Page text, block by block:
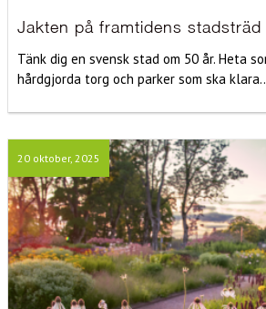
Jakten på framtidens stadsträd
Tänk dig en svensk stad om 50 år. Heta
hårdgjorda torg och parker som ska
20 oktober, 2025